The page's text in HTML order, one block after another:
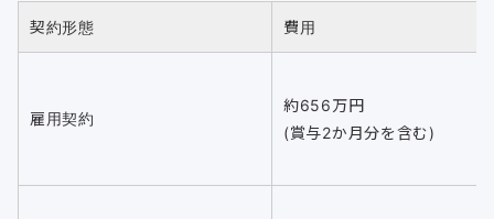
契約形態
費用
雇用契約
約656万円
(賞与2か月分を含む)